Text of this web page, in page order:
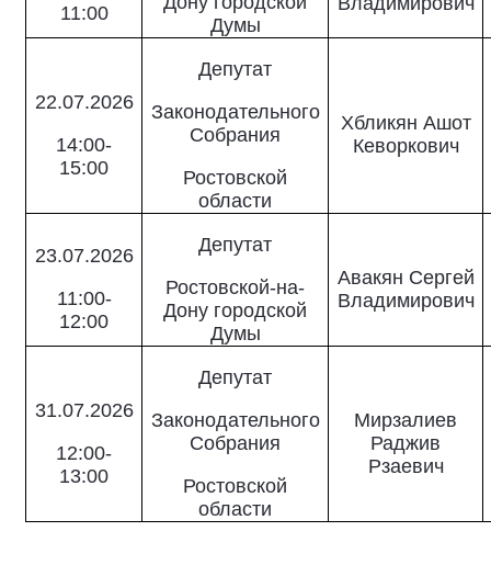
11:00
Думы
22.07.2026
14:00-
15:00
Депутат
Законодательного
Собрания
Ростовской
области
Хбликян Ашот
Кеворкович
23.07.2026
11:00-
12:00
Депутат
Ростовской-на-
Дону городской
Думы
Авакян Сергей
Владимирович
31.07.2026
12:00-
13:00
Депутат
Законодательного
Собрания
Ростовской
области
Мирзалиев
Раджив
Рзаевич